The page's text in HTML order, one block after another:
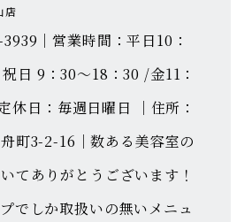
店
｜営業時間：平日10：
日 9：30～18：30 /金11：
休日：毎週日曜日 ｜住所：
町3-2-16｜数ある美容室の
てありがとうございます！
でしか取扱いの無いメニュ